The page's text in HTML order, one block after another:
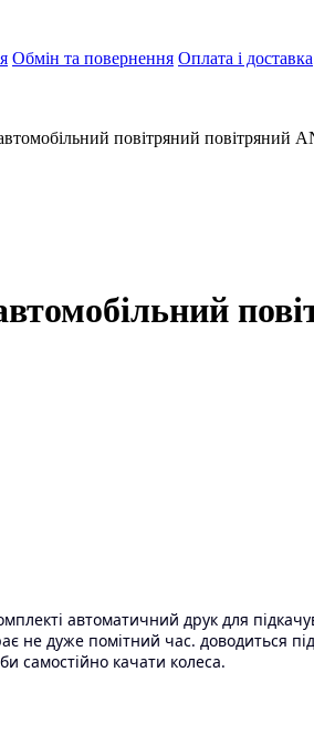
Обмін та повернення Оплата і доставка
повітряний повітряний
автоматичний друк для
не дуже помітний час. доводиться
самостійно качати колеса.